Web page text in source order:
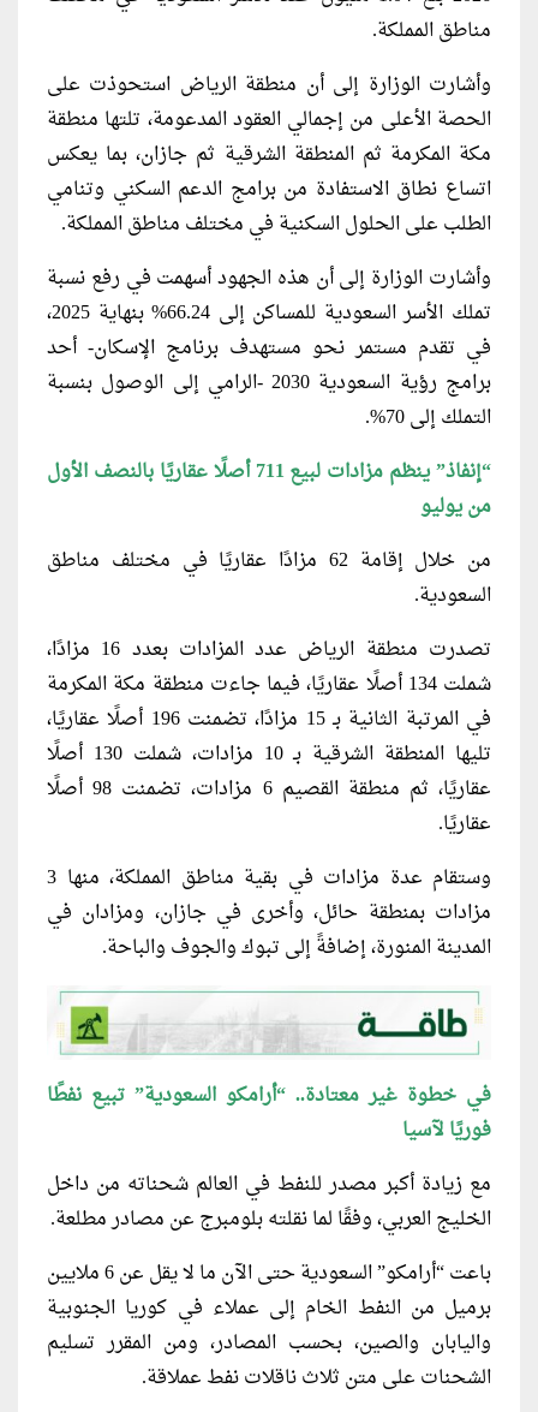
مناطق المملكة.
وأشارت الوزارة إلى أن منطقة الرياض استحوذت على
الحصة الأعلى من إجمالي العقود المدعومة، تلتها منطقة
مكة المكرمة ثم المنطقة الشرقية ثم جازان، بما يعكس
اتساع نطاق الاستفادة من برامج الدعم السكني وتنامي
الطلب على الحلول السكنية في مختلف مناطق المملكة.
وأشارت الوزارة إلى أن هذه الجهود أسهمت في رفع نسبة
تملك الأسر السعودية للمساكن إلى 66.24% بنهاية 2025،
في تقدم مستمر نحو مستهدف برنامج الإسكان- أحد
برامج رؤية السعودية 2030 -الرامي إلى الوصول بنسبة
التملك إلى 70%.
“إنفاذ” ينظم مزادات لبيع 711 أصلًا عقاريًا بالنصف الأول
من يوليو
من خلال إقامة 62 مزادًا عقاريًا في مختلف مناطق
السعودية.
تصدرت منطقة الرياض عدد المزادات بعدد 16 مزادًا،
شملت 134 أصلًا عقاريًا، فيما جاءت منطقة مكة المكرمة
في المرتبة الثانية بـ 15 مزادًا، تضمنت 196 أصلًا عقاريًا،
تليها المنطقة الشرقية بـ 10 مزادات، شملت 130 أصلًا
عقاريًا، ثم منطقة القصيم 6 مزادات، تضمنت 98 أصلًا
عقاريًا.
وستقام عدة مزادات في بقية مناطق المملكة، منها 3
مزادات بمنطقة حائل، وأخرى في جازان، ومزادان في
المدينة المنورة، إضافةً إلى تبوك والجوف والباحة.
في خطوة غير معتادة.. “أرامكو السعودية” تبيع نفطًا
فوريًا لآسيا
مع زيادة أكبر مصدر للنفط في العالم شحناته من داخل
الخليج العربي، وفقًا لما نقلته بلومبرج عن مصادر مطلعة.
باعت “أرامكو” السعودية حتى الآن ما لا يقل عن 6 ملايين
برميل من النفط الخام إلى عملاء في كوريا الجنوبية
واليابان والصين، بحسب المصادر، ومن المقرر تسليم
الشحنات على متن ثلاث ناقلات نفط عملاقة.